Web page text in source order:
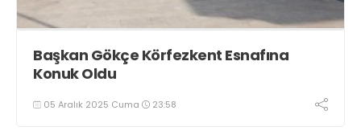
Başkan Gökçe Körfezkent Esnafına
Konuk Oldu
05 Aralık 2025 Cuma 23:58